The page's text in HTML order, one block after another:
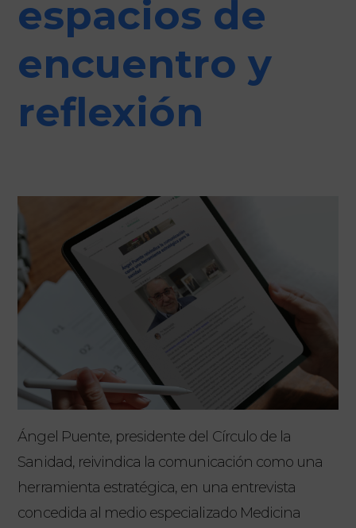
espacios de
encuentro y
reflexión
Ángel Puente, presidente del Círculo de la
Sanidad, reivindica la comunicación como una
herramienta estratégica, en una entrevista
concedida al medio especializado Medicina